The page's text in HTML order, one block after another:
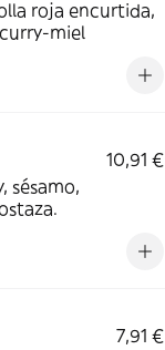
roja encurtida,
miel
10,91 €
sésamo,
7,91 €